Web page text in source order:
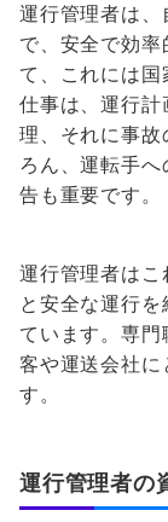
運行管理者は
で、安全で効
て、これには
仕事は、運行計
理、それに事故
ろん、運転手
告も重要です。
運行管理者はこ
と安全な運行
ています。専
客や運送会社に
す。
運行管理者の